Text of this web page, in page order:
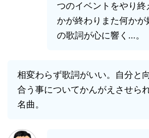
つのイベントをやり終
かが終わりまた何かが
の歌詞が心に響く…。
相変わらず歌詞がいい。自分と
合う事についてかんがえさせら
名曲。